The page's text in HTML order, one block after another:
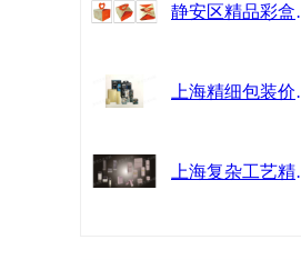
静安区
上海精细
上海复杂工